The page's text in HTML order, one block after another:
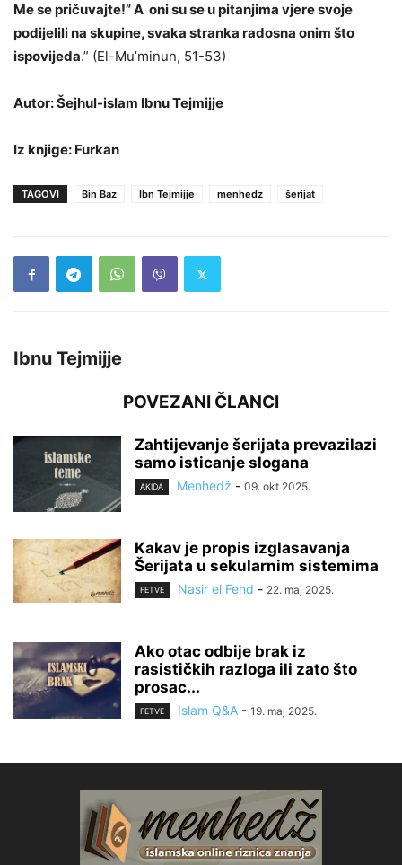
Me se pričuvajte!” A oni su se u pitanjima vjere svoje
podijelili na skupine, svaka stranka radosna onim što
ispovijeda.” (El-Mu’minun, 51-53)
Autor: Šejhul-islam Ibnu Tejmijje
Iz knjige: Furkan
TAGOVI Bin Baz Ibn Tejmijje menhedz šerijat
Ibnu Tejmijje
POVEZANI ČLANCI
Zahtijevanje šerijata prevazilazi
samo isticanje slogana
AKIDA Menhedž - 09. okt 2025.
Kakav je propis izglasavanja
Šerijata u sekularnim sistemima
FETVE Nasir el Fehd - 22. maj 2025.
Ako otac odbije brak iz
rasističkih razloga ili zato što
prosac...
FETVE Islam Q&A - 19. maj 2025.